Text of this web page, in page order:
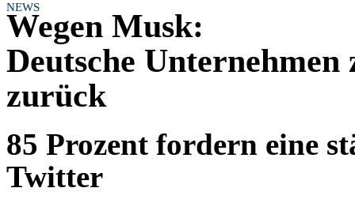
NEWS
Wegen Musk:
Deutsche
zurück
85 Prozent fordern eine
Twitter